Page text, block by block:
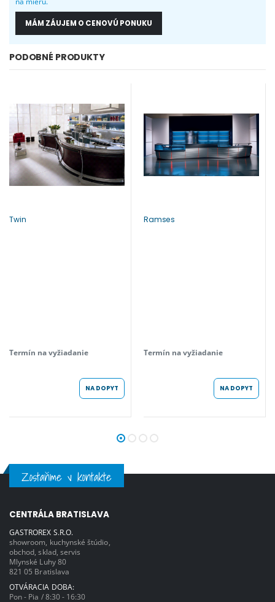
MÁM ZÁUJEM O CENOVÚ PONUKU
PODOBNÉ PRODUKTY
Twin
Termín na vyžiadanie
NA DOPYT
Ramses
Termín na vyžiadanie
NA DOPYT
Zostaňme v kontakte
CENTRÁLA BRATISLAVA
GASTROREX S.R.O.
showroom, kuchynské štúdio,
obchod, sklad, servis
Mlynské Luhy 80
821 05 Bratislava
OTVÁRACIA DOBA:
Pon - Pia / 8:30 - 16:30